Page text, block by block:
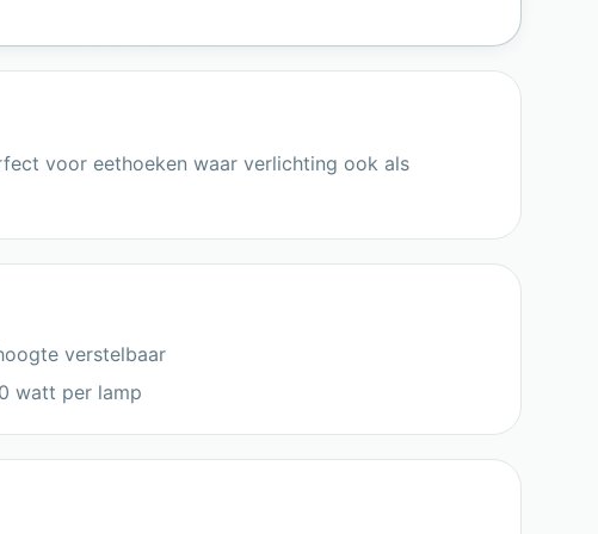
voor eethoeken waar verlichting ook als
verstelbaar
watt per lamp